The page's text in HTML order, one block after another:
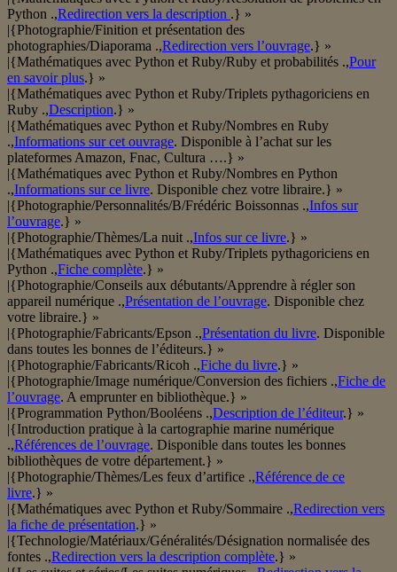
Python .,Redirection vers la description .} »
|{Photographie/Finition et présentation des
photographies/Diaporama .,Redirection vers l’ouvrage.} »
|{Mathématiques avec Python et Ruby/Ruby et probabilités .,Pour
en savoir plus.} »
|{Mathématiques avec Python et Ruby/Triplets pythagoriciens en
Ruby .,Description.} »
|{Mathématiques avec Python et Ruby/Nombres en Ruby
.,Informations sur cet ouvrage. Disponible à l’achat sur les
plateformes Amazon, Fnac, Cultura ….} »
|{Mathématiques avec Python et Ruby/Nombres en Python
.,Informations sur ce livre. Disponible chez votre libraire.} »
|{Photographie/Personnalités/B/Frédéric Boissonnas .,Infos sur
l’ouvrage.} »
|{Photographie/Thèmes/La nuit .,Infos sur ce livre.} »
|{Mathématiques avec Python et Ruby/Triplets pythagoriciens en
Python .,Fiche complète.} »
|{Photographie/Conseils aux débutants/Apprendre à régler son
appareil numérique .,Présentation de l’ouvrage. Disponible chez
votre libraire.} »
|{Photographie/Fabricants/Epson .,Présentation du livre. Disponible
dans toutes les bonnes de l’éditeurs.} »
|{Photographie/Fabricants/Ricoh .,Fiche du livre.} »
|{Photographie/Image numérique/Conversion des fichiers .,Fiche de
l’ouvrage. A emprunter en bibliothèque.} »
|{Programmation Python/Booléens .,Description de l’éditeur.} »
|{Introduction pratique à la cartographie marine numérique
.,Références de l’ouvrage. Disponible dans toutes les bonnes
bibliothèques de votre département.} »
|{Photographie/Thèmes/Les feux d’artifice .,Référence de ce
livre.} »
|{Mathématiques avec Python et Ruby/Sommaire .,Redirection vers
la fiche de présentation.} »
|{Technologie/Matériaux/Généralités/Désignation normalisée des
fontes .,Redirection vers la description complète.} »